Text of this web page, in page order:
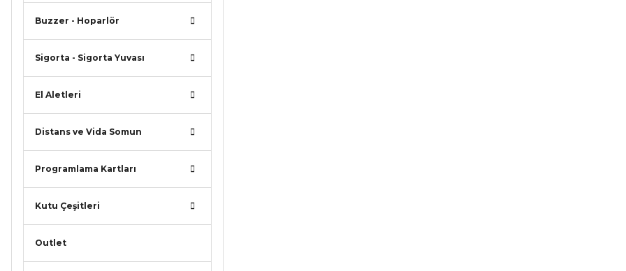
Buzzer - Hoparlör
Sigorta - Sigorta Yuvası
El Aletleri
Distans ve Vida Somun
Programlama Kartları
Kutu Çeşitleri
Outlet